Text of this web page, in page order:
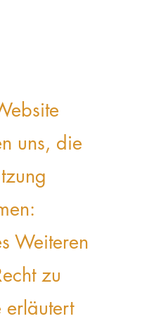
uns, die
Weiteren
zu
erläutert